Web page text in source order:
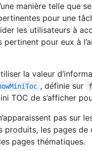
manière telle que
pour une
les utilisateurs à
pour eux à
la valeur
, définie sur
TOC de s’afficher
pas sur
produits, les pages de
pages thématiques.